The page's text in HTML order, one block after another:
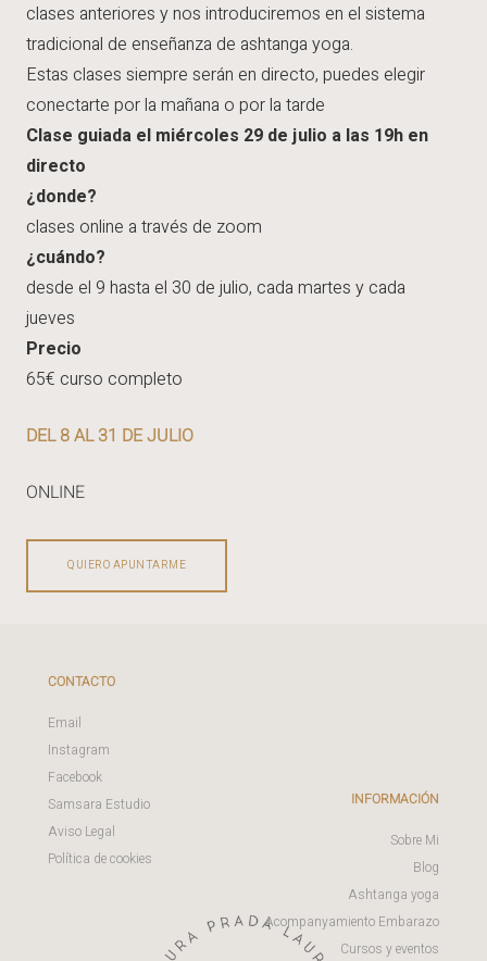
clases anteriores y nos introduciremos en el sistema
tradicional de enseñanza de ashtanga yoga.
Estas clases siempre serán en directo, puedes elegir
conectarte por la mañana o por la tarde
Clase guiada el miércoles 29 de julio a las 19h en
directo
¿donde?
clases online a través de zoom
¿cuándo?
desde el 9 hasta el 30 de julio, cada martes y cada
jueves
Precio
65€ curso completo
DEL 8 AL 31 DE JULIO
ONLINE
QUIERO APUNTARME
CONTACTO
Email
Instagram
Facebook
Samsara Estudio
Aviso Legal
Política de cookies
INFORMACIÓN
Sobre Mi
Blog
Ashtanga yoga
Acompanyamiento Embarazo
Cursos y eventos